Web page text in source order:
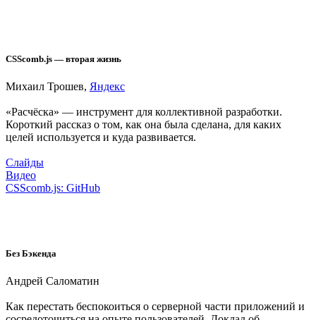
CSScomb.js — вторая жизнь
Михаил Трошев, Яндекс
«Расчёска» — инструмент для коллективной разработки.
Короткий рассказ о том, как она была сделана, для каких
целей используется и куда развивается.
Слайды
Видео
CSScomb.js: GitHub
Без Бэкенда
Андрей Саломатин
Как перестать беспокоиться о серверной части приложений и